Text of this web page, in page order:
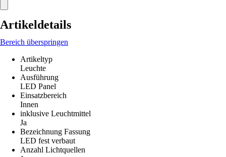
Artikeldetails
Bereich überspringen
Artikeltyp
Leuchte
Ausführung
LED Panel
Einsatzbereich
Innen
inklusive Leuchtmittel
Ja
Bezeichnung Fassung
LED fest verbaut
Anzahl Lichtquellen